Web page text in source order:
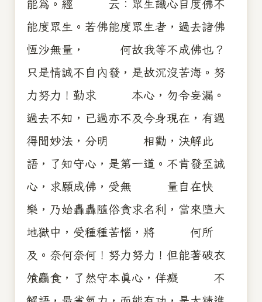
能為。經 云：眾生識心自度佛不
能度眾生。若佛能度眾生者，過去諸佛
恆沙無量， 何故我等不成佛也？
只是情誠不自內發，是故沉沒苦海。努
力努力！勤求 本心，勿令妄漏。
過去不知，已過亦不及今身現在，有遇
得聞妙法，分明 相勸，決解此
語，了知守心，是第一道。不肯發至誠
心，求願成佛，受無 量自在快
樂，乃始轟轟隨俗貪求名利，當來墮大
地獄中，受種種苦惱，將 何所
及。奈何奈何！努力努力！但能著破衣
飧麤食，了然守本真心，佯癡 不